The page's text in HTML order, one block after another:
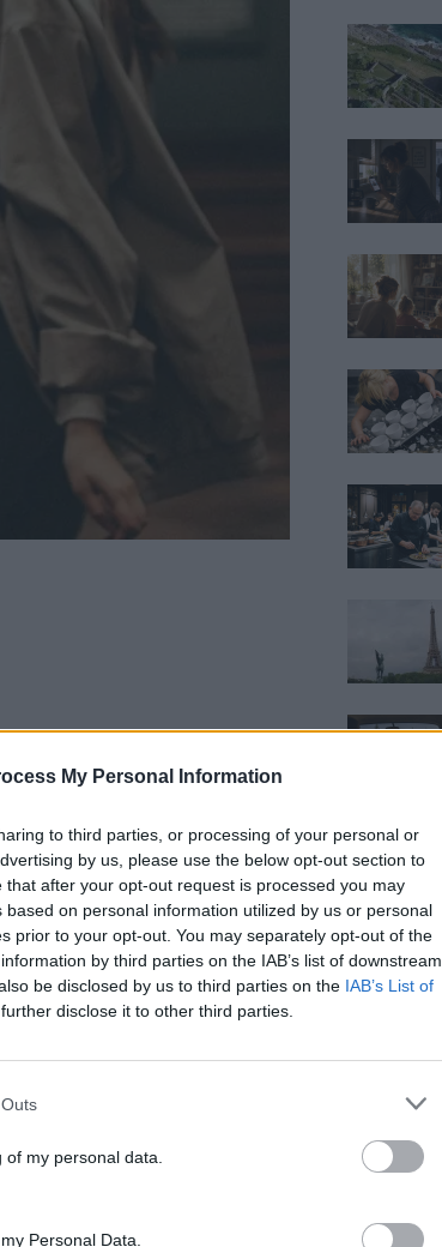
My Personal Information
to third parties, or processing of your personal or
by us, please use the below opt-out section to
after your opt-out request is processed you may
on personal information utilized by us or personal
prior to your opt-out. You may separately opt-out of the
by third parties on the IAB’s list of downstream
be disclosed by us to third parties on the IAB’s List of
disclose it to other third parties.
my personal data.
Personal Data.